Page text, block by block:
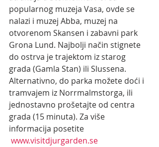
popularnog muzeja Vasa, ovde se
nalazi i muzej Abba, muzej na
otvorenom Skansen i zabavni park
Grona Lund. Najbolji način stignete
do ostrva je trajektom iz starog
grada (Gamla Stan) ili Slussena.
Alternativno, do parka možete doći i
tramvajem iz Norrmalmstorga, ili
jednostavno prošetajte od centra
grada (15 minuta). Za više
informacija posetite
www.visitdjurgarden.se